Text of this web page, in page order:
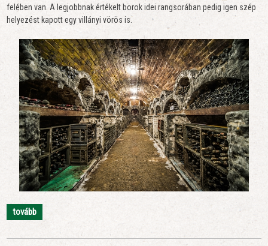
felében van. A legjobbnak értékelt borok idei rangsorában pedig igen szép
helyezést kapott egy villányi vörös is.
tovább